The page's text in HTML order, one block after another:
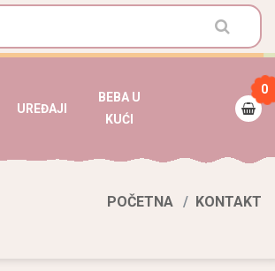
UREĐAJI
BEBA U
KUĆI
0
POČETNA KONTAKT